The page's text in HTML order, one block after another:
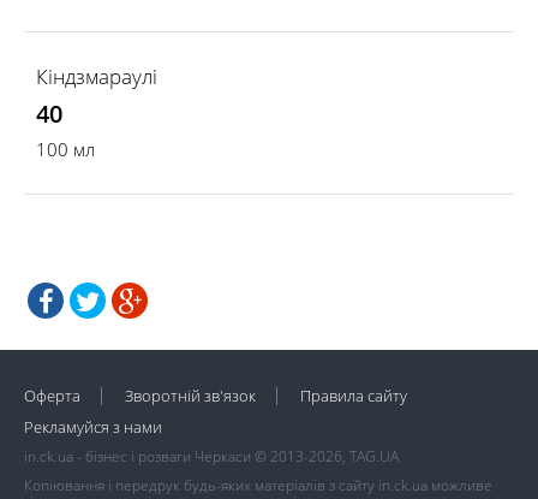
Кіндзмараулі
40
100 мл
Оферта Зворотній зв'язок
Правила сайту
Рекламуйся з нами
in.ck.ua - бізнес і розваги Черкаси © 2013-2026, TAG.UA
Копіювання і передрук будь-яких матеріалів з сайту in.ck.ua можливе